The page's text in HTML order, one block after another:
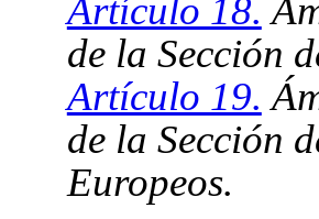
Artículo 18.
de la Sección
Artículo 19.
de la Sección
Europeos.